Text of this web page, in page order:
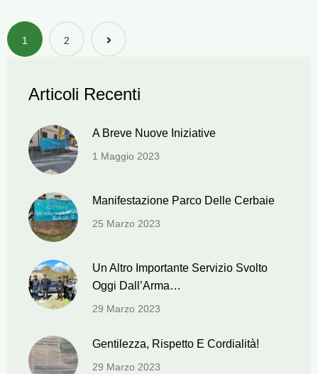
Navigazione
1 2
Articoli Recenti
A Breve Nuove Iniziative
1 Maggio 2023
Manifestazione Parco Delle Cerbaie
25 Marzo 2023
Un Altro Importante Servizio Svolto
Oggi Dall’Arma…
29 Marzo 2023
Gentilezza, Rispetto E Cordialità!
29 Marzo 2023